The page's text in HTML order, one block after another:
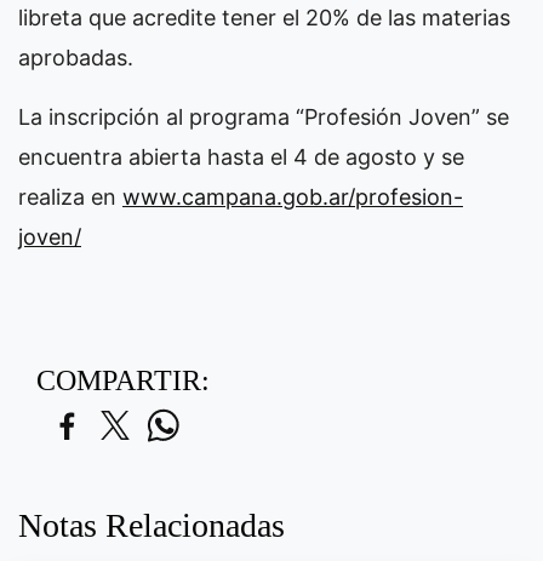
libreta que acredite tener el 20% de las materias
aprobadas.
La inscripción al programa “Profesión Joven” se
encuentra abierta hasta el 4 de agosto y se
realiza en www.campana.gob.ar/profesion-
joven/
COMPARTIR:
Notas Relacionadas